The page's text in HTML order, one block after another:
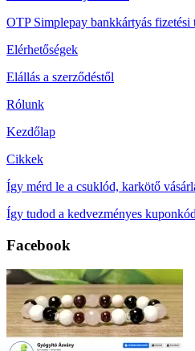
OTP Simplepay bankkártyás fizetési
Elérhetőségek
Elállás a szerződéstől
Rólunk
Kezdőlap
Cikkek
Így mérd le a csuklód, karkötő
Így tudod a kedvezményes
Facebook